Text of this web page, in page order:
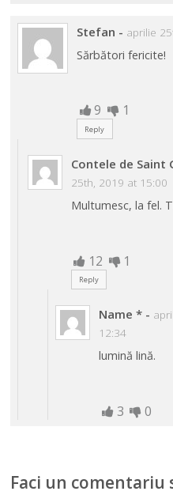
Stefan - aprilie
Sărbători fericite!
9 1
Reply
Contele de Saint
25th, 2019 at 15:00
Multumesc, la fel.
12 1
Reply
Name * -
12:34
lumină lină.
3 0
Faci un comentariu